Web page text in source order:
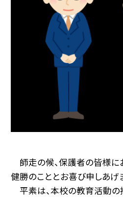
師走の候、保護者の皆様に
健勝のこととお喜び申しあげ
平素は、本校の教育活動の